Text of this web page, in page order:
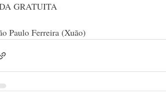
GRATUITA
Paulo Ferreira (Xuão)